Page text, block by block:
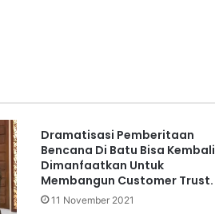
Dramatisasi Pemberitaan
Bencana Di Batu Bisa Kembali
Dimanfaatkan Untuk
Membangun Customer Trust.
11 November 2021